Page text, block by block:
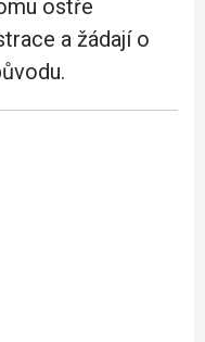
ostře
a žádají o